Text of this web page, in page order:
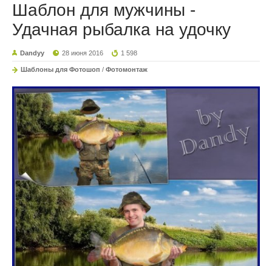
Шаблон для мужчины -
Удачная рыбалка на удочку
Dandyy 28 июня 2016 1 598
Шаблоны для Фотошоп / Фотомонтаж